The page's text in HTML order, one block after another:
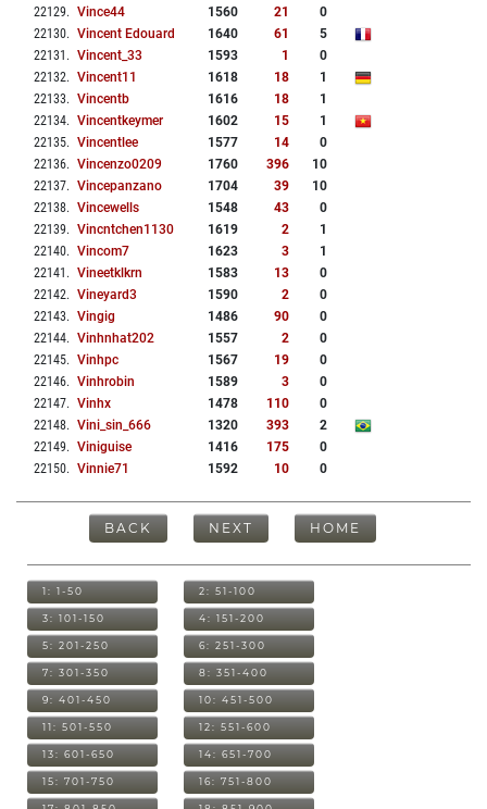
22129. Vince44 1560 21
0
22130. Vincent Edouard 1640 61
5
22131 . Vincent_33 1593 1
0
22132. Vincent11 1618 18
1
22133. Vincentb 1616 18
1
22134. Vincentkeymer 1602 15
1
22135. Vincentlee 1577 14
0
22136. Vincenzo0209 1760 396
10
22137. Vincepanzano 1704 39
10
22138. Vincewells 1548 43
0
22139. Vincntchen1130 1619 2
1
22140. Vincom7 1623 3
1
22141 . Vineetklkrn 1583 13
0
22142. Vineyard3 1590 2
0
22143. Vingig 1486 90
0
22144. Vinhnhat202 1557 2
0
22145. Vinhpc 1567 19
0
22146. Vinhrobin 1589 3
0
22147. Vinhx 1478 110
0
22148. Vini_sin_666 1320 393
2
22149. Viniguise 1416 175
0
22150. Vinnie71 1592 10 0
BACK NEXT HOME
1: 1-50 2: 51-100
3: 101-150 4: 151-200
5: 201-250 6: 251-300
7: 301-350 8: 351-400
9: 401-450 10: 451-500
11: 501-550 12: 551-600
13: 601-650 14: 651-700
15: 701-750 16: 751-800